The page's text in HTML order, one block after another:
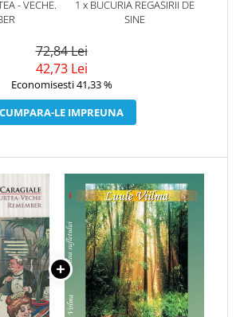
- VECHE.
1 x BUCURIA REGASIRII DE
SINE
72,84 Lei
42,73 Lei
Economisesti 41,33 %
CUMPARA-LE IMPREUNA